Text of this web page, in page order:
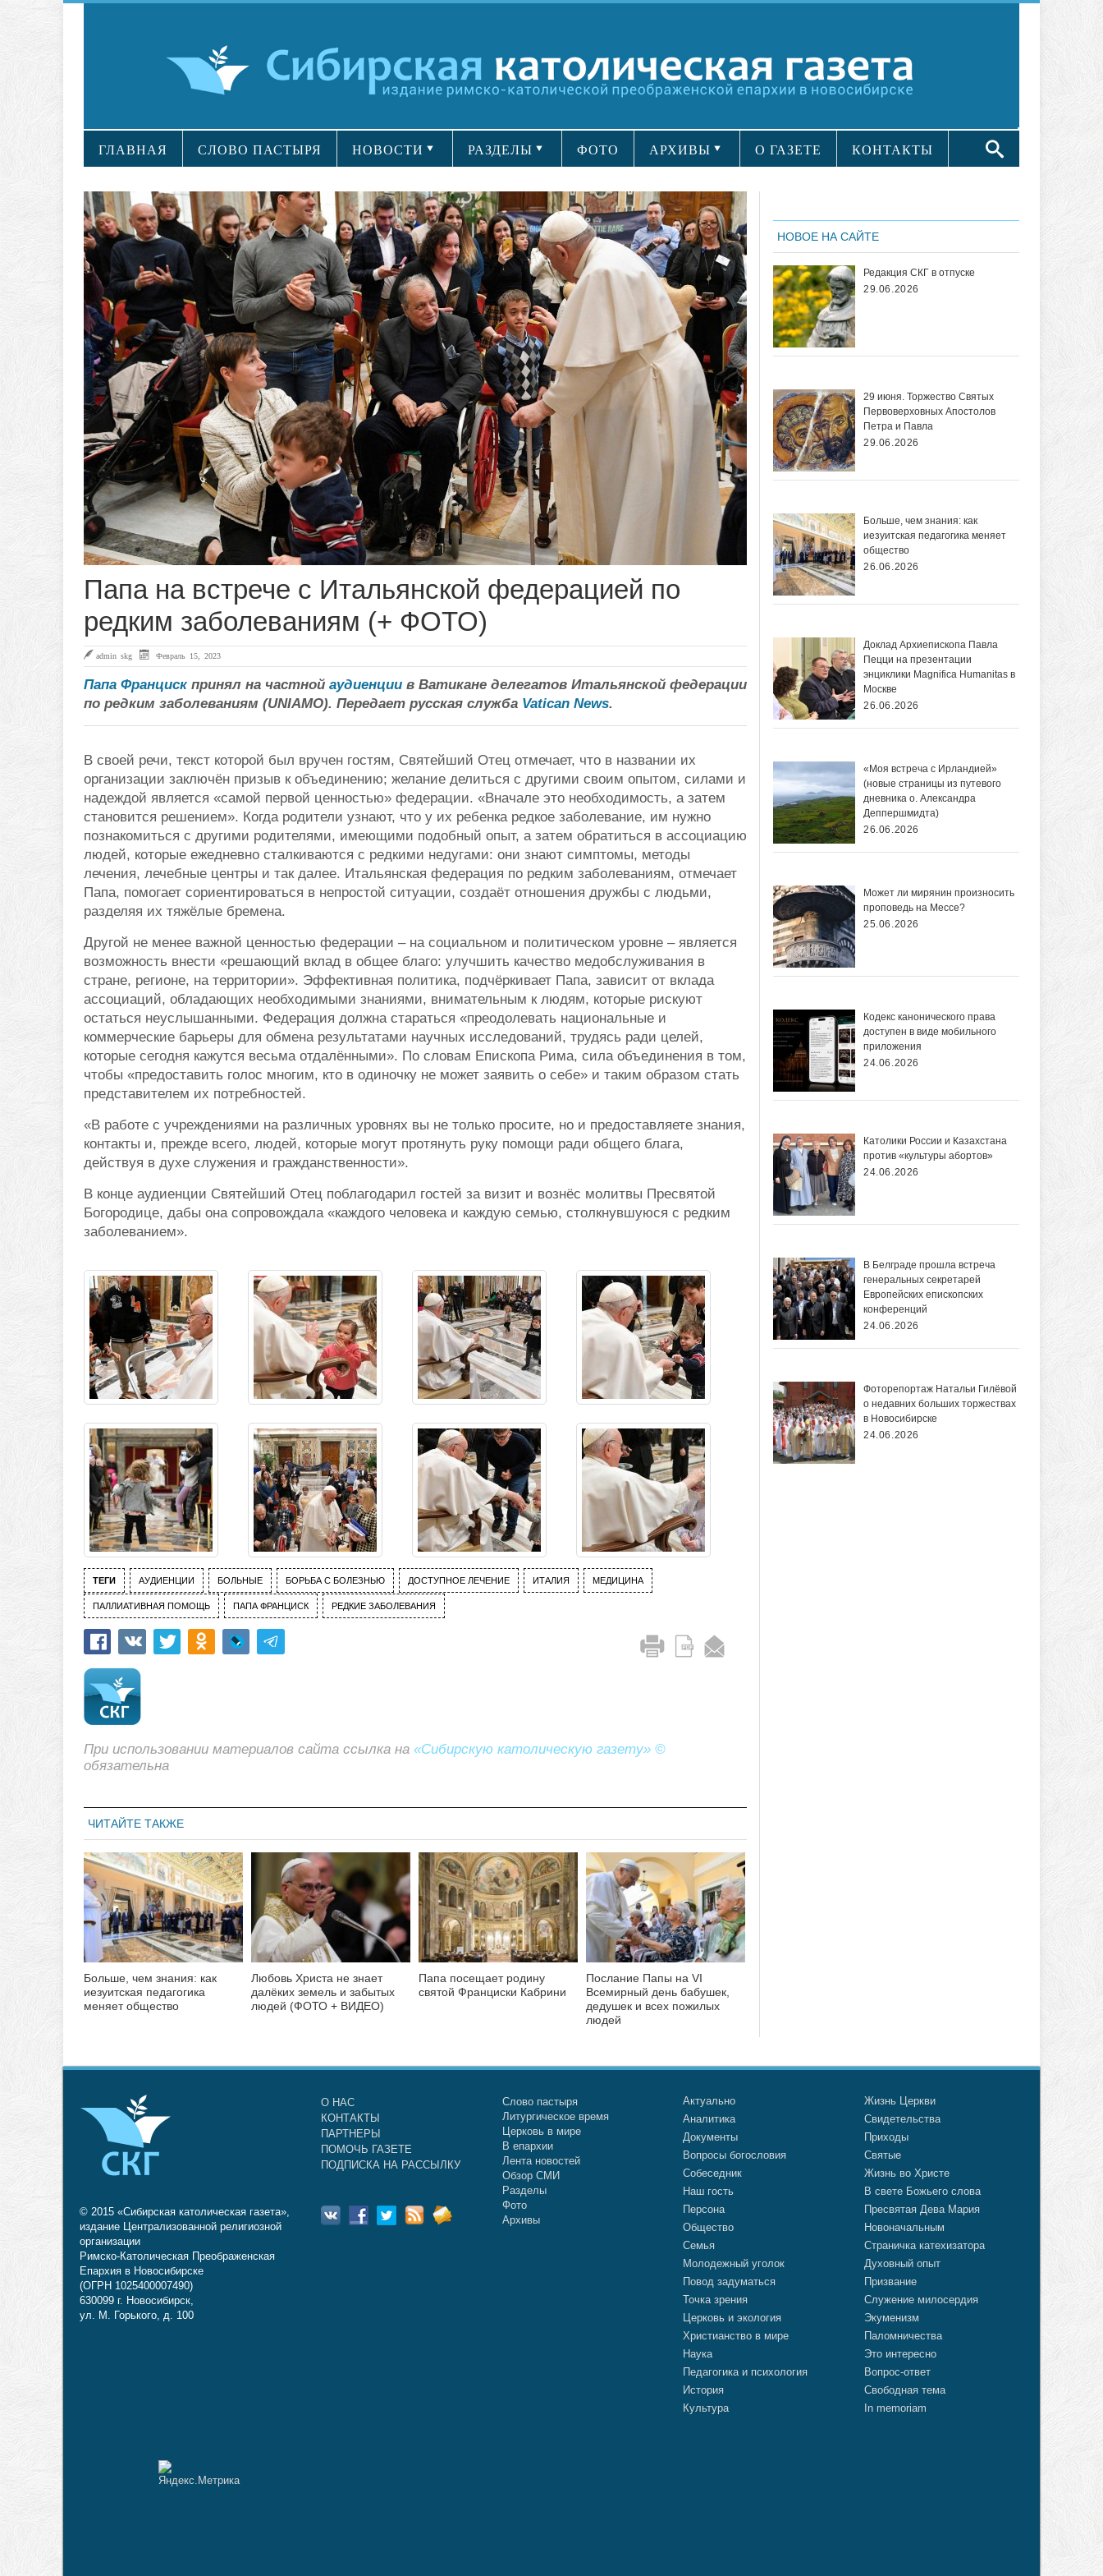
ГЛАВНАЯ СЛОВО ПАСТЫРЯ НОВОСТИ РАЗДЕЛЫ ФОТО АРХИВЫ О ГАЗЕТЕ КОНТАКТЫ
Папа на встрече с Итальянской федерацией по
редким заболеваниям (+ ФОТО)
admin skg Февраль 15, 2023
Папа Франциск принял на частной аудиенции в Ватикане делегатов Итальянской федерации
по редким заболеваниям (UNIAMO). Передает русская служба Vatican News.
В своей речи, текст которой был вручен гостям, Святейший Отец отмечает, что в названии их
организации заключён призыв к объединению; желание делиться с другими своим опытом, силами и
надеждой является «самой первой ценностью» федерации. «Вначале это необходимость, а затем
становится решением». Когда родители узнают, что у их ребенка редкое заболевание, им нужно
познакомиться с другими родителями, имеющими подобный опыт, а затем обратиться в ассоциацию
людей, которые ежедневно сталкиваются с редкими недугами: они знают симптомы, методы
лечения, лечебные центры и так далее. Итальянская федерация по редким заболеваниям, отмечает
Папа, помогает сориентироваться в непростой ситуации, создаёт отношения дружбы с людьми,
разделяя их тяжёлые бремена.
Другой не менее важной ценностью федерации – на социальном и политическом уровне – является
возможность внести «решающий вклад в общее благо: улучшить качество медобслуживания в
стране, регионе, на территории». Эффективная политика, подчёркивает Папа, зависит от вклада
ассоциаций, обладающих необходимыми знаниями, внимательным к людям, которые рискуют
остаться неуслышанными. Федерация должна стараться «преодолевать национальные и
коммерческие барьеры для обмена результатами научных исследований, трудясь ради целей,
которые сегодня кажутся весьма отдалёнными». По словам Епископа Рима, сила объединения в том,
чтобы «предоставить голос многим, кто в одиночку не может заявить о себе» и таким образом стать
представителем их потребностей.
«В работе с учреждениями на различных уровнях вы не только просите, но и предоставляете знания,
контакты и, прежде всего, людей, которые могут протянуть руку помощи ради общего блага,
действуя в духе служения и гражданственности».
В конце аудиенции Святейший Отец поблагодарил гостей за визит и вознёс молитвы Пресвятой
Богородице, дабы она сопровождала «каждого человека и каждую семью, столкнувшуюся с редким
заболеванием».
ТЕГИ АУДИЕНЦИИ БОЛЬНЫЕ БОРЬБА С БОЛЕЗНЬЮ ДОСТУПНОЕ ЛЕЧЕНИЕ ИТАЛИЯ МЕДИЦИНА
ПАЛЛИАТИВНАЯ ПОМОЩЬ ПАПА ФРАНЦИСК РЕДКИЕ ЗАБОЛЕВАНИЯ
При использовании материалов сайта ссылка на «Сибирскую католическую газету» ©
обязательна
ЧИТАЙТЕ ТАКЖЕ
Больше, чем знания: как
иезуитская педагогика
меняет общество
Любовь Христа не знает
далёких земель и забытых
людей (ФОТО + ВИДЕО)
Папа посещает родину
святой Франциски Кабрини
Послание Папы на VI
Всемирный день бабушек,
дедушек и всех пожилых
людей
НОВОЕ НА САЙТЕ
Редакция СКГ в отпуске
29.06.2026
29 июня. Торжество Святых
Первоверховных Апостолов
Петра и Павла
29.06.2026
Больше, чем знания: как
иезуитская педагогика меняет
общество
26.06.2026
Доклад Архиепископа Павла
Пецци на презентации
энциклики Magnifica Нumanitas в
Москве
26.06.2026
«Моя встреча с Ирландией»
(новые страницы из путевого
дневника о. Александра
Деппершмидта)
26.06.2026
Может ли мирянин произносить
проповедь на Мессе?
25.06.2026
Кодекс канонического права
доступен в виде мобильного
приложения
24.06.2026
Католики России и Казахстана
против «культуры абортов»
24.06.2026
В Белграде прошла встреча
генеральных секретарей
Европейских епископских
конференций
24.06.2026
Фоторепортаж Натальи Гилёвой
о недавних больших торжествах
в Новосибирске
24.06.2026
© 2015 «Сибирская католическая газета»,
издание Централизованной религиозной
организации
Римско-Католическая Преображенская
Епархия в Новосибирске
(ОГРН 1025400007490)
630099 г. Новосибирск,
ул. М. Горького, д. 100
О НАС
КОНТАКТЫ
ПАРТНЕРЫ
ПОМОЧЬ ГАЗЕТЕ
ПОДПИСКА НА РАССЫЛКУ
Слово пастыря
Литургическое время
Церковь в мире
В епархии
Лента новостей
Обзор СМИ
Разделы
Фото
Архивы
Актуально
Аналитика
Документы
Вопросы богословия
Собеседник
Наш гость
Персона
Общество
Семья
Молодежный уголок
Повод задуматься
Точка зрения
Церковь и экология
Христианство в мире
Наука
Педагогика и психология
История
Культура
Жизнь Церкви
Свидетельства
Приходы
Святые
Жизнь во Христе
В свете Божьего слова
Пресвятая Дева Мария
Новоначальным
Страничка катехизатора
Духовный опыт
Призвание
Служение милосердия
Экуменизм
Паломничества
Это интересно
Вопрос-ответ
Свободная тема
In memoriam